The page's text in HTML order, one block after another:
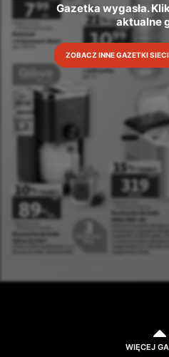
Gazetka wygasła.
aktualne
ZOBACZ INNE GAZETKI
WIĘCEJ